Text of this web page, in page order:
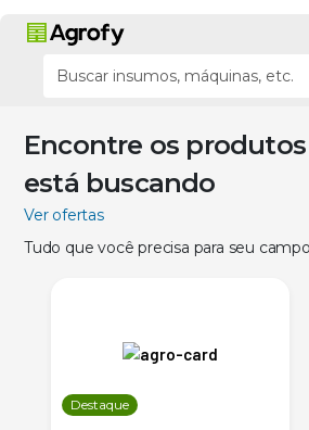
Encontre os
está buscando
Ver ofertas
Tudo que você precisa para seu campo
Destaque